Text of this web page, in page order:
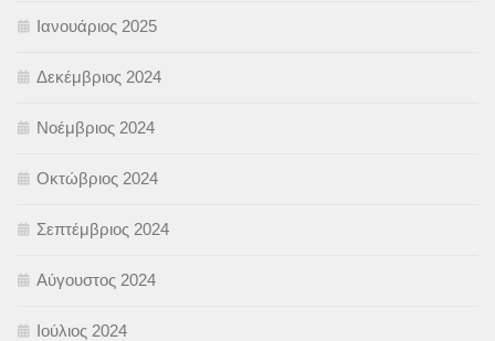
Ιανουάριος 2025
Δεκέμβριος 2024
Νοέμβριος 2024
Οκτώβριος 2024
Σεπτέμβριος 2024
Αύγουστος 2024
Ιούλιος 2024